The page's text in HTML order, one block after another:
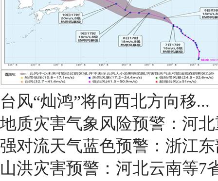
台风“灿鸿”将向西北方向移...
地质灾害气象风险预警：河
强对流天气蓝色预警：浙江
山洪灾害预警：河北云南等7